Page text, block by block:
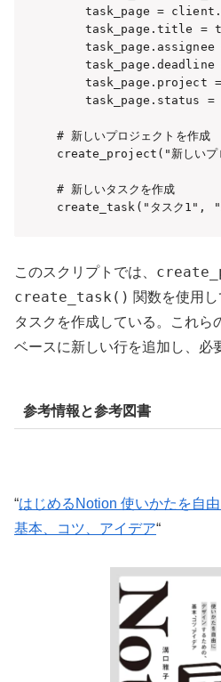
task_page =
task_page.title =
task_page.assignee
task_page.deadline
task_page.project
task_page.status =
# 新しいプロジェクトを作成
create_project("新しい
# 新しいタスクを作成
create_task("タスク1",
このスクリプトでは、
create_task() 関数を使用
タスクを作成している。これら
ベースに新しい行を追加し、必
参考情報と参考図書
“はじめるNotion 使いかたを自
基本、コツ、アイデア“